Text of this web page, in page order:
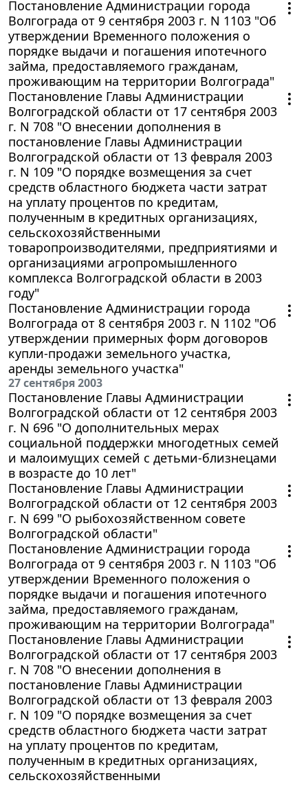
Постановление Администрации города
Волгограда от 9 сентября 2003 г. N 1103 "Об
утверждении Временного положения о
порядке выдачи и погашения ипотечного
займа, предоставляемого гражданам,
проживающим на территории Волгограда"
Постановление Главы Администрации
Волгоградской области от 17 сентября 2003
г. N 708 "О внесении дополнения в
постановление Главы Администрации
Волгоградской области от 13 февраля 2003
г. N 109 "О порядке возмещения за счет
средств областного бюджета части затрат
на уплату процентов по кредитам,
полученным в кредитных организациях,
сельскохозяйственными
товаропроизводителями, предприятиями и
организациями агропромышленного
комплекса Волгоградской области в 2003
году"
Постановление Администрации города
Волгограда от 8 сентября 2003 г. N 1102 "Об
утверждении примерных форм договоров
купли-продажи земельного участка,
аренды земельного участка"
27 сентября 2003
Постановление Главы Администрации
Волгоградской области от 12 сентября 2003
г. N 696 "О дополнительных мерах
социальной поддержки многодетных семей
и малоимущих семей с детьми-близнецами
в возрасте до 10 лет"
Постановление Главы Администрации
Волгоградской области от 12 сентября 2003
г. N 699 "О рыбохозяйственном совете
Волгоградской области"
Постановление Администрации города
Волгограда от 9 сентября 2003 г. N 1103 "Об
утверждении Временного положения о
порядке выдачи и погашения ипотечного
займа, предоставляемого гражданам,
проживающим на территории Волгограда"
Постановление Главы Администрации
Волгоградской области от 17 сентября 2003
г. N 708 "О внесении дополнения в
постановление Главы Администрации
Волгоградской области от 13 февраля 2003
г. N 109 "О порядке возмещения за счет
средств областного бюджета части затрат
на уплату процентов по кредитам,
полученным в кредитных организациях,
сельскохозяйственными